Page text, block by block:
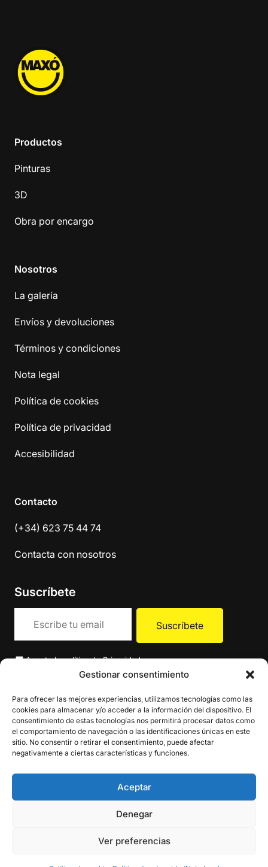
Gestionar consentimiento
Para ofrecer las mejores experiencias, utilizamos tecnologías como las
cookies para almacenar y/o acceder a la información del dispositivo. El
consentimiento de estas tecnologías nos permitirá procesar datos como
el comportamiento de navegación o las identificaciones únicas en este
sitio. No consentir o retirar el consentimiento, puede afectar
negativamente a ciertas características y funciones.
Aceptar
Denegar
Ver preferencias
Productos
Pinturas
3D
Obra por encargo
Nosotros
La galería
Envíos y devoluciones
Términos y condiciones
Nota legal
Política de cookies
Política de privacidad
Accesibilidad
Contacto
(+34) 623 75 44 74
Contacta con nosotros
Suscríbete
Acepto lapolítica de Privacidad.